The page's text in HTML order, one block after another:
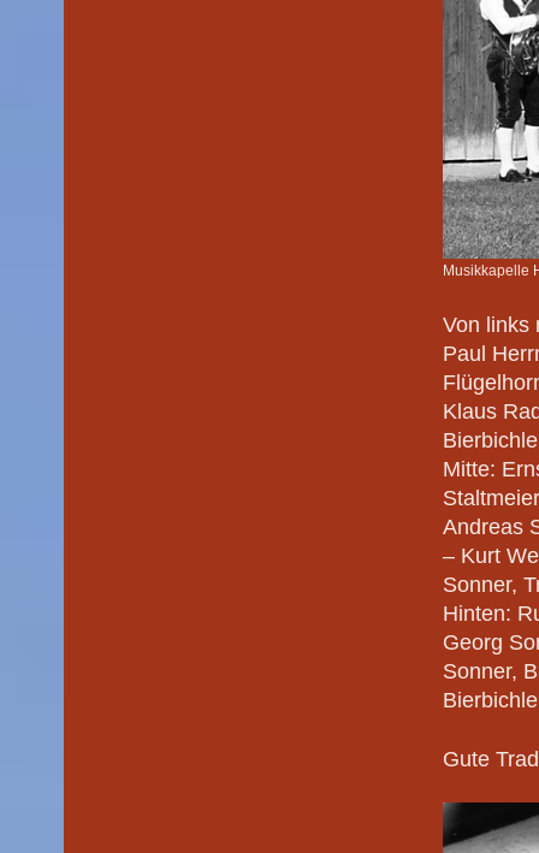
Musikkapelle
Von links
Paul
Klaus
Mitte:
Andreas
– Kurt
Sonner,
Hinten:
Georg
Sonner,
Gute